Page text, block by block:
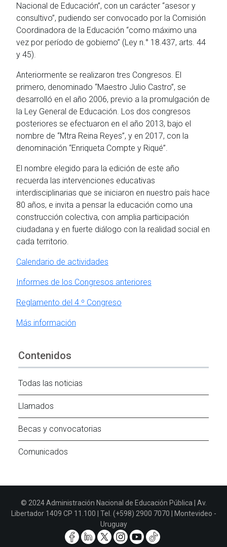
Nacional de Educación”, con un carácter “asesor y
consultivo”, pudiendo ser convocado por la Comisión
Coordinadora de la Educación “como máximo una
vez por período de gobierno” (Ley n.° 18.437, arts. 44
y 45).
Anteriormente se realizaron tres Congresos. El
primero, denominado “Maestro Julio Castro”, se
desarrolló en el año 2006, previo a la promulgación de
la Ley General de Educación. Los dos congresos
posteriores se efectuaron en el año 2013, bajo el
nombre de “Mtra Reina Reyes”, y en 2017, con la
denominación “Enriqueta Compte y Riqué”.
El nombre elegido para la edición de este año
recuerda las intervenciones educativas
interdisciplinarias que se iniciaron en nuestro país hace
80 años, e invita a pensar la educación como una
construcción colectiva, con amplia participación
ciudadana y en fuerte diálogo con la realidad social en
cada territorio.
Calendario de actividades
Informes de los Congresos anteriores
Reglamento del 4.º Congreso
Más información
Contenidos
Todas las noticias
Llamados
Becas y convocatorias
Comunicados
© 2024 Administración Nacional de Educación Pública | Av.
Libertador 1409 CP 11.100 | Tel. (+598) 2900 7070 | Montevideo -
Uruguay